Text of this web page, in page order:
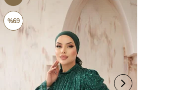
ÜRÜN
%69